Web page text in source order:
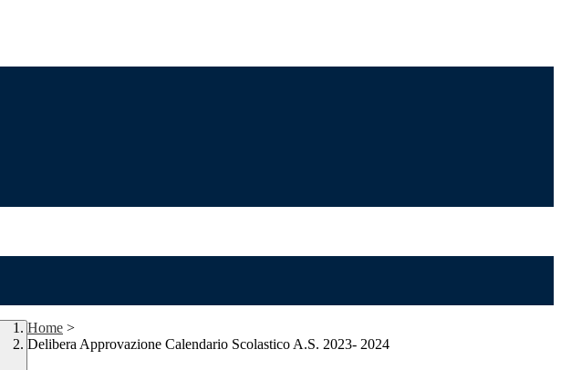
Home >
Delibera Approvazione Calendario Scolastico A.S. 2023- 2024